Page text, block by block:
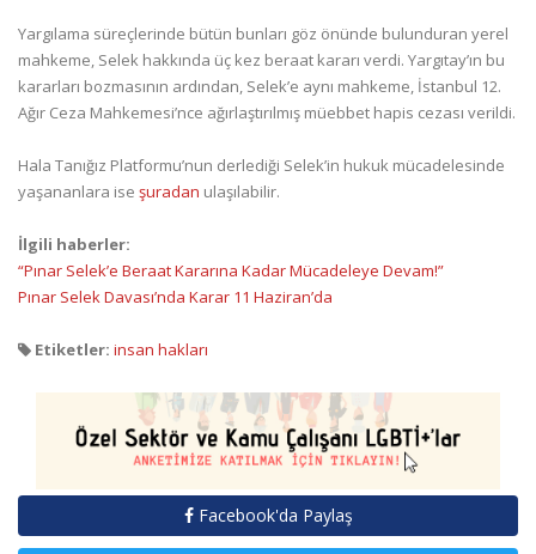
Yargılama süreçlerinde bütün bunları göz önünde bulunduran yerel
mahkeme, Selek hakkında üç kez beraat kararı verdi. Yargıtay’ın bu
kararları bozmasının ardından, Selek’e aynı mahkeme, İstanbul 12.
Ağır Ceza Mahkemesi’nce ağırlaştırılmış müebbet hapis cezası verildi.
Hala Tanığız Platformu’nun derlediği Selek’in hukuk mücadelesinde
yaşananlara ise şuradan ulaşılabilir.
İlgili haberler:
“Pınar Selek’e Beraat Kararına Kadar Mücadeleye Devam!”
Pınar Selek Davası’nda Karar 11 Haziran’da
Etiketler: insan hakları
Facebook'da Paylaş